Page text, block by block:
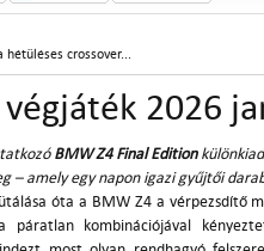
crossover...
2026
BMW Z4 Final Edition
– amely egy napon igazi gyűjtői
óta a BMW Z4 a vérpezsdítő
páratlan kombinációjával